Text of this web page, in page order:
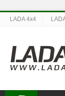
LADA 4x4